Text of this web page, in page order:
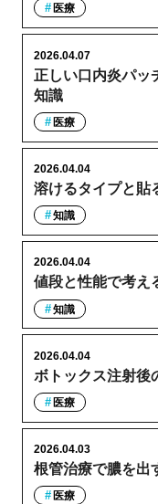
医療
正しい口内炎パッ
知識
2026.04.07
医療
溶けるタイプと貼
2026.04.04
知識
値段と性能で考え
2026.04.04
知識
ボトックス注射後
2026.04.04
医療
根管治療で膿を出
2026.04.03
医療